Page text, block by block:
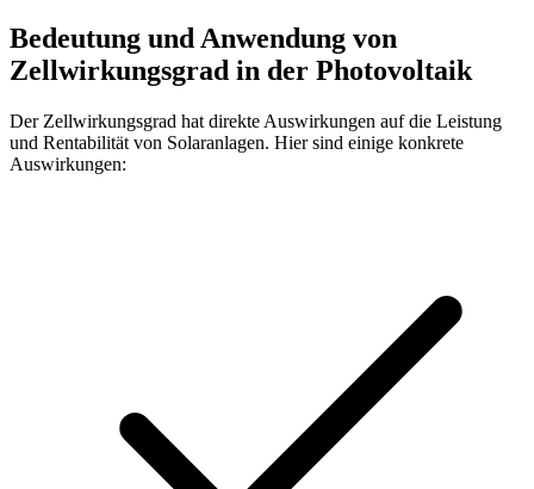
Bedeutung und Anwendung von
Zellwirkungsgrad in der Photovoltaik
Der Zellwirkungsgrad hat direkte Auswirkungen auf die Leistung
und Rentabilität von Solaranlagen. Hier sind einige konkrete
Auswirkungen: